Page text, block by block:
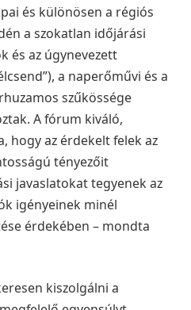
és különösen a régiós
a szokatlan időjárási
és az úgynevezett
a naperőművi és a
szűkössége
A fórum kiváló,
hogy az érdekelt felek az
tényezőit
javaslatokat tegyenek az
igényeinek minél
érdekében – mondta
kiszolgálni a